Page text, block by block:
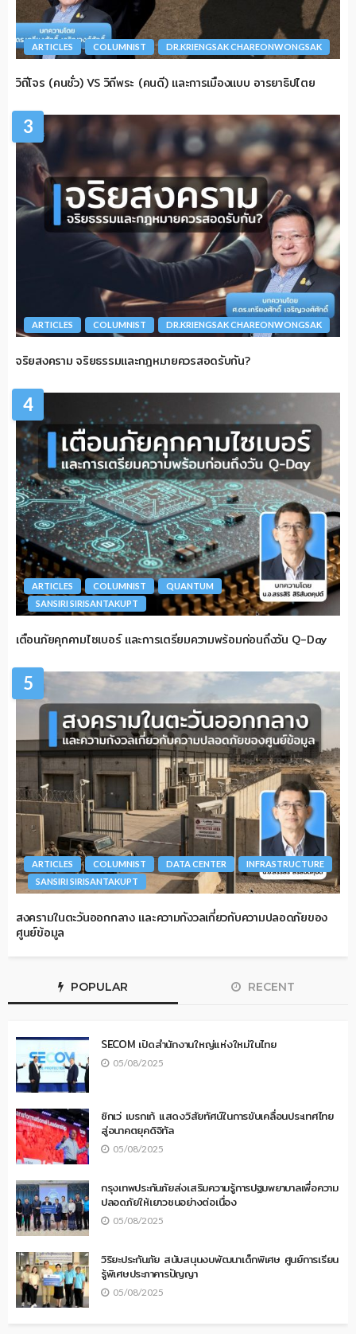
ARTICLES COLUMNIST DR.KRIENGSAK CHAREONWONGSAK
วิถีโจร (คนชั่ว) VS วิถีพระ (คนดี) และการเมืองแบบ อารยาธิปไตย
3
ARTICLES COLUMNIST DR.KRIENGSAK CHAREONWONGSAK
จริยสงคราม จริยธรรมและกฎหมายควรสอดรับกัน?
4
ARTICLES COLUMNIST
QUANTUM
SANSIRI SIRISANTAKUPT
เตือนภัยคุกคามไซเบอร์ และการเตรียมความพร้อมก่อนถึงวัน Q-Day
5
ARTICLES COLUMNIST DATA CENTER
INFRASTRUCTURE
SANSIRI SIRISANTAKUPT
สงครามในตะวันออกกลาง และความกังวลเกี่ยวกับความปลอดภัยของ
ศูนย์ข้อมูล
POPULAR RECENT
SECOM เปิดสำนักงานใหญ่แห่งใหม่ในไทย
05/08/2025
ซิกเว่ เบรกเก้ แสดงวิสัยทัศน์ในการขับเคลื่อนประเทศไทย
สู่อนาคตยุคดิจิทัล
05/08/2025
กรุงเทพประกันภัยส่งเสริมความรู้การปฐมพยาบาลเพื่อความ
ปลอดภัยให้เยาวชนอย่างต่อเนื่อง
05/08/2025
วิริยะประกันภัย สนับสนุนงบพัฒนาเด็กพิเศษ ศูนย์การเรียน
รู้พิเศษประภาคารปัญญา
05/08/2025